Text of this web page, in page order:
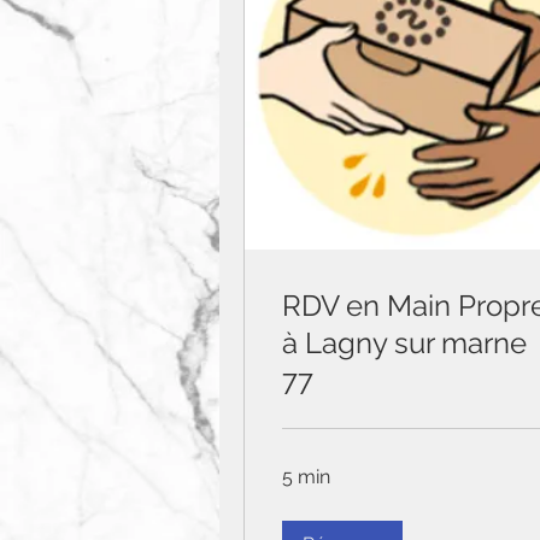
RDV en Main
à Lagny sur marne
77
5 min